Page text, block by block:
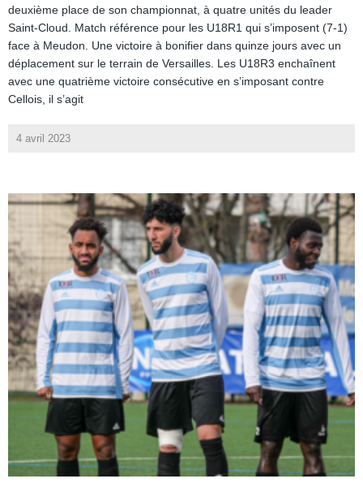
deuxième place de son championnat, à quatre unités du leader
Saint-Cloud. Match référence pour les U18R1 qui s’imposent (7-1)
face à Meudon. Une victoire à bonifier dans quinze jours avec un
déplacement sur le terrain de Versailles. Les U18R3 enchaînent
avec une quatrième victoire consécutive en s’imposant contre
Cellois, il s’agit
4 avril 2023